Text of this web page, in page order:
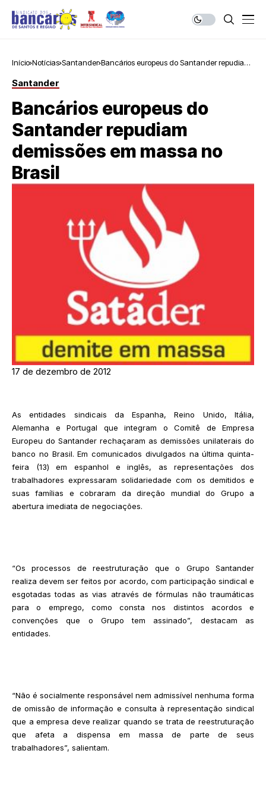
Início Notícias Santander Bancários europeus do Santander repudiam
Santander
Bancários europeus do
Santander repudiam
demissões em massa no
Brasil
17 de dezembro de 2012
As entidades sindicais da Espanha, Reino Unido, Itália,
Alemanha e Portugal que integram o Comitê de Empresa
Europeu do Santander rechaçaram as demissões unilaterais do
banco no Brasil. Em comunicados divulgados na última quinta-
feira (13) em espanhol e inglês, as representações dos
trabalhadores expressaram solidariedade com os demitidos e
suas famílias e cobraram da direção mundial do Grupo a
abertura imediata de negociações.
“Os processos de reestruturação que o Grupo Santander
realiza devem ser feitos por acordo, com participação sindical e
esgotadas todas as vias através de fórmulas não traumáticas
para o emprego, como consta nos distintos acordos e
convenções que o Grupo tem assinado”, destacam as
entidades.
“Não é socialmente responsável nem admissível nenhuma forma
de omissão de informação e consulta à representação sindical
que a empresa deve realizar quando se trata de reestruturação
que afeta a dispensa em massa de parte de seus
trabalhadores”, salientam.